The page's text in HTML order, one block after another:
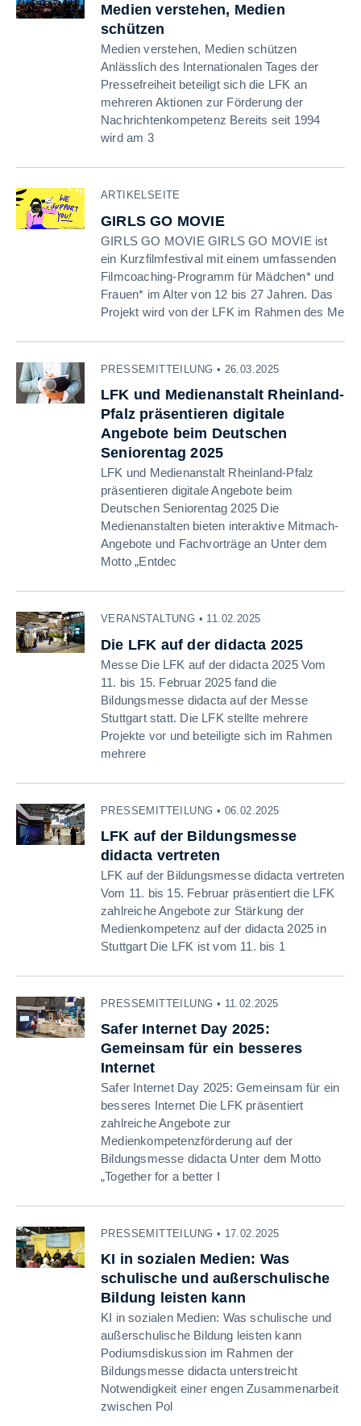
Medien verstehen, Medien
schützen
Medien verstehen, Medien schützen
Anlässlich des Internationalen Tages der
Pressefreiheit beteiligt sich die LFK an
mehreren Aktionen zur Förderung der
Nachrichtenkompetenz Bereits seit 1994
wird am 3
ARTIKELSEITE
GIRLS GO MOVIE
GIRLS GO MOVIE GIRLS GO MOVIE ist
ein Kurzfilmfestival mit einem umfassenden
Filmcoaching-Programm für Mädchen* und
Frauen* im Alter von 12 bis 27 Jahren. Das
Projekt wird von der LFK im Rahmen des Me
PRESSEMITTEILUNG • 26.03.2025
LFK und Medienanstalt Rheinland-
Pfalz präsentieren digitale
Angebote beim Deutschen
Seniorentag 2025
LFK und Medienanstalt Rheinland-Pfalz
präsentieren digitale Angebote beim
Deutschen Seniorentag 2025 Die
Medienanstalten bieten interaktive Mitmach-
Angebote und Fachvorträge an Unter dem
Motto „Entdec
VERANSTALTUNG • 11.02.2025
Die LFK auf der didacta 2025
Messe Die LFK auf der didacta 2025 Vom
11. bis 15. Februar 2025 fand die
Bildungsmesse didacta auf der Messe
Stuttgart statt. Die LFK stellte mehrere
Projekte vor und beteiligte sich im Rahmen
mehrere
PRESSEMITTEILUNG • 06.02.2025
LFK auf der Bildungsmesse
didacta vertreten
LFK auf der Bildungsmesse didacta vertreten
Vom 11. bis 15. Februar präsentiert die LFK
zahlreiche Angebote zur Stärkung der
Medienkompetenz auf der didacta 2025 in
Stuttgart Die LFK ist vom 11. bis 1
PRESSEMITTEILUNG • 11.02.2025
Safer Internet Day 2025:
Gemeinsam für ein besseres
Internet
Safer Internet Day 2025: Gemeinsam für ein
besseres Internet Die LFK präsentiert
zahlreiche Angebote zur
Medienkompetenzförderung auf der
Bildungsmesse didacta Unter dem Motto
„Together for a better I
PRESSEMITTEILUNG • 17.02.2025
KI in sozialen Medien: Was
schulische und außerschulische
Bildung leisten kann
KI in sozialen Medien: Was schulische und
außerschulische Bildung leisten kann
Podiumsdiskussion im Rahmen der
Bildungsmesse didacta unterstreicht
Notwendigkeit einer engen Zusammenarbeit
zwischen Pol